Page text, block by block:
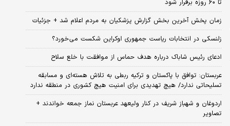
تا ۶۰ روزه برقرار شود
زمان پخش آخرین بخش گزارش پزشکیان به مردم اعلام شد + جزئیات
زلنسکی در انتخابات ریاست جمهوری اوکراین شکست می‌خورد؟
ادعای رئیس شاباک درباره هدف حماس از موافقت با خلع سلاح
عربستان: توافق با پاکستان و ترکیه ربطی به تلاش هسته‌ای و مسابقه
تسلیحاتی ندارد/ هیچ تهدیدی برای امنیت هیچ کشوری در منطقه ندارد
اردوغان و شهباز شریف در کنار ولیعهد عربستان نماز جمعه خواندند +
تصاویر